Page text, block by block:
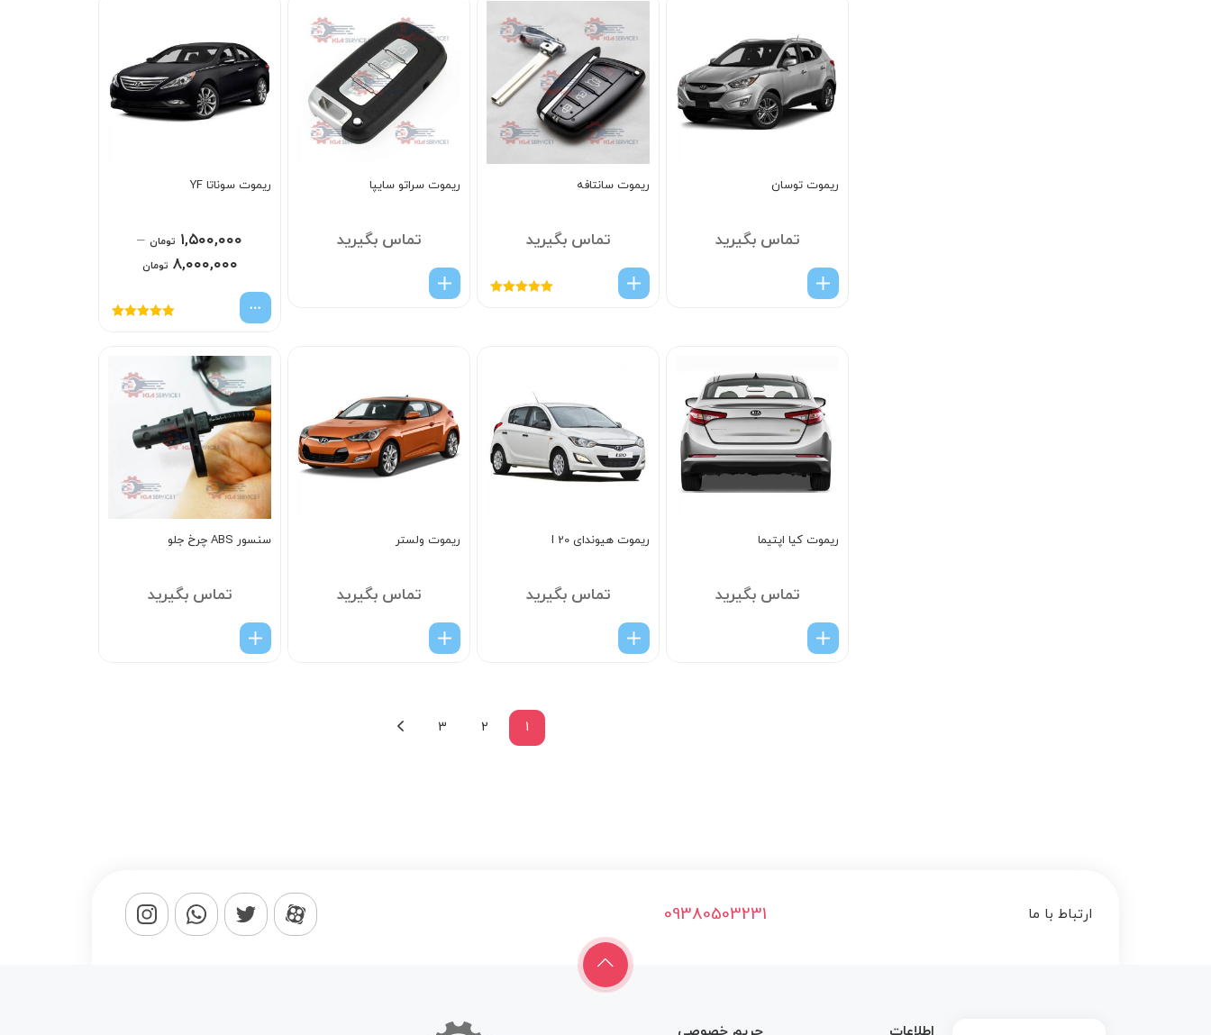
ریموت توسان
تماس بگیرید
ریموت سانتافه
تماس بگیرید
ریموت سراتو سایپا
تماس بگیرید
ریموت سوناتا YF
۱,۵۰۰,۰۰۰ تومان –
۸,۰۰۰,۰۰۰ تومان
ریموت کیا اپتیما
تماس بگیرید
ریموت هیوندای I 20
تماس بگیرید
ریموت ولستر
تماس بگیرید
سنسور ABS چرخ جلو
تماس بگیرید
1
2
3
ارتباط با ما 09380503231